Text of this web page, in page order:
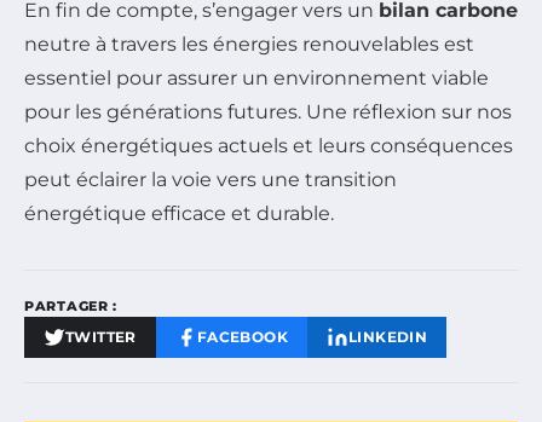
En fin de compte, s’engager vers un bilan carbone
neutre à travers les énergies renouvelables est
essentiel pour assurer un environnement viable
pour les générations futures. Une réflexion sur nos
choix énergétiques actuels et leurs conséquences
peut éclairer la voie vers une transition
énergétique efficace et durable.
PARTAGER :
TWITTER FACEBOOK LINKEDIN